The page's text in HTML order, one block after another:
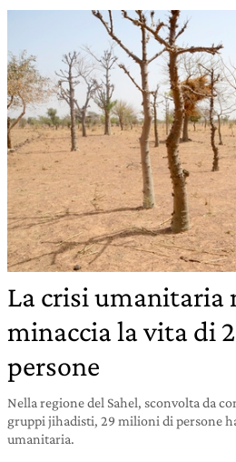
La crisi umanitaria
minaccia la vita di
persone
Nella regione del Sahel, sconvolta da
gruppi jihadisti, 29 milioni di persone
umanitaria.